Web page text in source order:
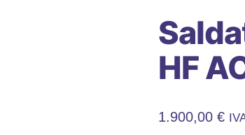
HF
1.900,00 €